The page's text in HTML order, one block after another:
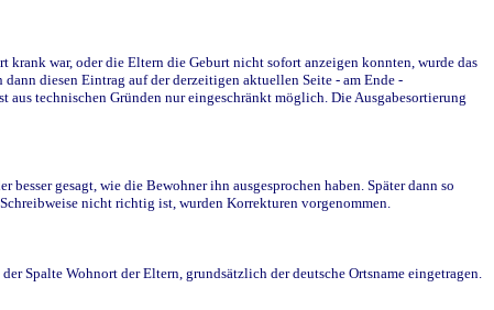
war, oder die Eltern die Geburt nicht sofort anzeigen konnten, wurde das
diesen Eintrag auf der derzeitigen aktuellen Seite - am Ende -
technischen Gründen nur eingeschränkt möglich. Die Ausgabesortierung
gesagt, wie die Bewohner ihn ausgesprochen haben. Später dann so
nicht richtig ist, wurden Korrekturen vorgenommen.
Spalte Wohnort der Eltern, grundsätzlich der deutsche Ortsname eingetragen.